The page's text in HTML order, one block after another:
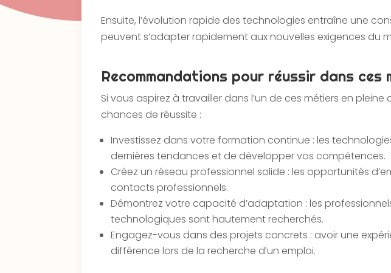
Ensuite, l’évolution rapide des technologies entraîne une
peuvent s’adapter rapidement aux nouvelles exigences du
Recommandations pour réussir dans ces
Si vous aspirez à travailler dans l’un de ces métiers en
chances de réussite :
Investissez dans votre formation continue : les
dernières tendances et de développer vos compétences.
Créez un réseau professionnel solide : les opportunités
contacts professionnels.
Démontrez votre capacité d’adaptation : les
technologiques sont hautement recherchés.
Engagez-vous dans des projets concrets : avoir une
différence lors de la recherche d’un emploi.